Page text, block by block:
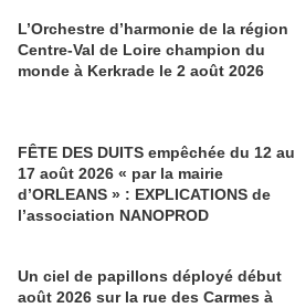
L’Orchestre d’harmonie de la région
Centre-Val de Loire champion du
monde à Kerkrade le 2 août 2026
FÊTE DES DUITS empêchée du 12 au
17 août 2026 « par la mairie
d’ORLEANS » : EXPLICATIONS de
l’association NANOPROD
Un ciel de papillons déployé début
août 2026 sur la rue des Carmes à